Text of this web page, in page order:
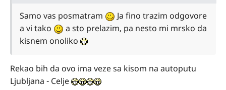
Samo vas posmatram
Ja fino trazim odgovore
a vi tako
a sto prelazim, pa nesto mi mrsko da
kisnem onoliko
Rekao bih da ovo ima veze sa kisom na autoputu
Ljubljana - Celje